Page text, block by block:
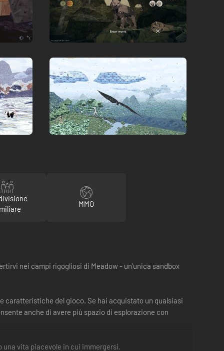
MMO
nei campi rigogliosi di Meadow - un'unica sandbox
caratteristiche del gioco. Se hai acquistato un qualsiasi
anche di avere più spazio di esplorazione con
una vita piacevole in cui immergersi.